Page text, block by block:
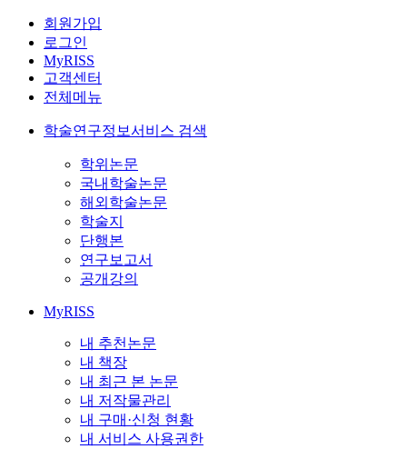
회원가입
로그인
MyRISS
고객센터
전체메뉴
학술연구정보서비스 검색
학위논문
국내학술논문
해외학술논문
학술지
단행본
연구보고서
공개강의
MyRISS
내 추천논문
내 책장
내 최근 본 논문
내 저작물관리
내 구매·신청 현황
내 서비스 사용권한